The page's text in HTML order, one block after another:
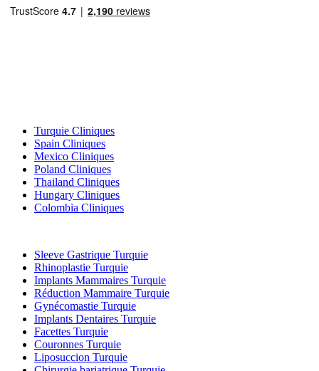
Turquie Cliniques
Spain Cliniques
Mexico Cliniques
Poland Cliniques
Thailand Cliniques
Hungary Cliniques
Colombia Cliniques
Sleeve Gastrique Turquie
Rhinoplastie Turquie
Implants Mammaires Turquie
Réduction Mammaire Turquie
Gynécomastie Turquie
Implants Dentaires Turquie
Facettes Turquie
Couronnes Turquie
Liposuccion Turquie